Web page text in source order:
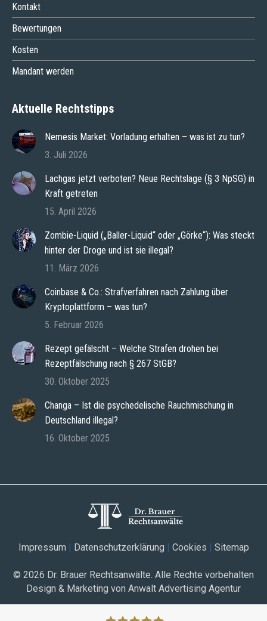
Kontakt
Bewertungen
Kosten
Mandant werden
Aktuelle Rechtstipps
Nemesis Market: Vorladung erhalten – was ist zu tun?
3. Juli 2026
Lachgas jetzt verboten? Neue Rechtslage (§ 3 NpSG) in
Kraft getreten
15. April 2026
Zombie-Liquid („Baller-Liquid“ oder „Görke“): Was steckt
hinter der Droge und ist sie illegal?
11. März 2026
Coinbase & Co.: Strafverfahren nach Zahlung über
Kryptoplattform – was tun?
5. Februar 2026
Rezept gefälscht – Welche Strafen drohen bei
Rezeptfälschung nach § 267 StGB?
30. Oktober 2025
Changa – Ist die psychedelische Rauchmischung in
Deutschland illegal?
16. Oktober 2025
Impressum | Datenschutzerklärung | Cookies | Sitemap
© 2026 Dr. Brauer Rechtsanwälte . Alle Rechte vorbehalten
Design & Marketing von Anwalt Advertising Agentur